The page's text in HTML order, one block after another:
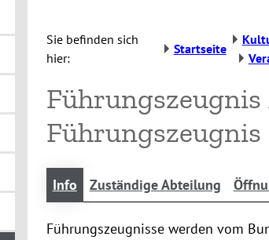
Sie befinden sich
hier:
Startseite
Führungszeugnis
Info Zuständige Abteilung
Führungszeugnisse werden vom